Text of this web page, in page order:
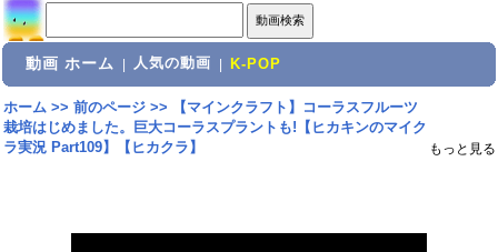
動画 ホーム 人気の動画 K-POP
ホーム>> 前のページ>>
【マインクラフト】コーラスフルーツ
栽培はじめました。巨大コーラスプラントも!【ヒカキンのマイク
ラ実況 Part109】【ヒカクラ】
もっと見る